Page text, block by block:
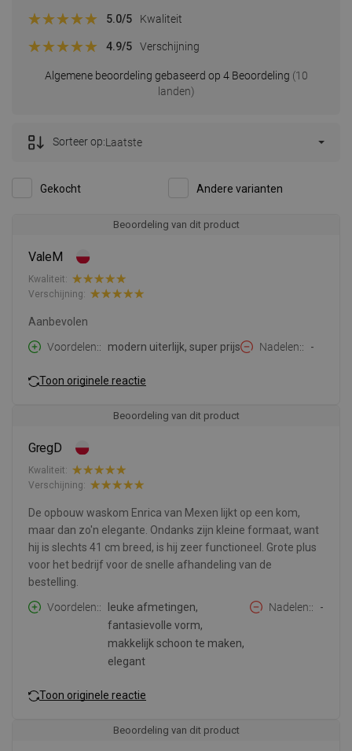
Algemene beoordeling gebaseerd op 4 Beoordeling (10
landen)
5.0/5 Kwaliteit
4.9/5 Verschijning
Gekocht Andere varianten
Sorteer op:Laatste
Beoordeling van dit product
ValeM
Kwaliteit:
Verschijning:
Aanbevolen
Voordelen:
modern uiterlijk, super prijs Nadelen: -
Toon originele reactie
Beoordeling van dit product
GregD
Kwaliteit:
Verschijning:
De opbouw waskom Enrica van Mexen lijkt op een kom,
maar dan zo'n elegante. Ondanks zijn kleine formaat, want
hij is slechts 41 cm breed, is hij zeer functioneel. Grote plus
voor het bedrijf voor de snelle afhandeling van de
bestelling.
Voordelen:
leuke afmetingen,
fantasievolle vorm,
makkelijk schoon te maken,
elegant
Nadelen: -
Toon originele reactie
Beoordeling van dit product